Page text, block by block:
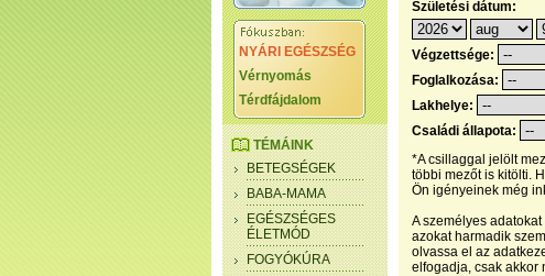
NYÁRI EGÉSZSÉG
Vérnyomás
Térdfájdalom
TÉMÁINK
BETEGSÉGEK
BABA-MAMA
EGÉSZSÉGES
ÉLETMÓD
FOGYÓKÚRA
Születési dátum:
Végzettsége:
Foglalkozása:
Lakhelye:
Családi állapota:
*A csillaggal jelölt
többi mezőt is kitölti.
Ön igényeinek még
A személyes
azokat harmadik
olvassa el az
elfogadja, csak akkor